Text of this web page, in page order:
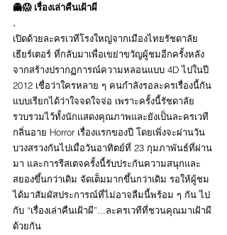
👻😱 เรื่องเล่าคืนเฝ้าผี
.
เปิดด้วยละครเวทีโรงใหญ่จากเมืองไทยรัชดาลัย
เธียร์เตอร์ ที่กลับมาเพื่อเขย่าขวัญผู้ชมอีกครั้งหลัง
จากสร้างปรากฏการณ์ความหลอนแบบ 4D ไปในปี
2012 เชื่อว่าใครหลาย ๆ คนกำลังรอละครเรื่องนี้กัน
แบบเรียกได้ว่าใจจดใจจ่อ เพราะครั้งนี้รัชดาลัย
รวบรวมไว้ทั้งนักแสดงคุณภาพและยังเป็นละครเวที
กลิ่นอาย Horror เรื่องแรกของปี โดยเพิ่งจะผ่านวัน
บวงสรวงกันไปเมื่อวันอาทิตย์ที่ 23 กุมภาพันธ์ที่ผ่าน
มา และการรีสเตจครั้งนี้รับประกันความสนุกและ
สยองขึ้นกว่าเดิม จัดเต็มมากขึ้นกว่าเดิม รอให้ผู้ชม
ได้มาสัมผัสประการณ์ที่ไม่อาจลืมนี้พร้อม ๆ กัน ไป
กับ “เรื่องเล่าคืนเฝ้าผี”...ละครเวทีที่ชวนคุณมาเฝ้าผี
ด้วยกัน